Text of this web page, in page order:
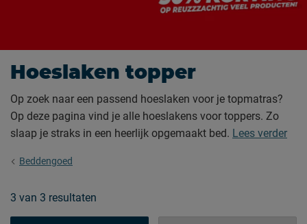
Hoeslaken topper
Op zoek naar een passend hoeslaken voor je topmatras?
Op deze pagina vind je alle hoeslakens voor toppers. Zo
slaap je straks in een heerlijk opgemaakt bed. Lees verder
Beddengoed
3 van 3 resultaten